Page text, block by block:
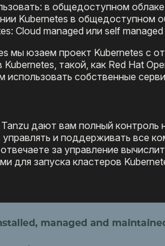
в общедоступном
Kubernetes в общедоступном
Cloud managed или self
мы юзаем проект Kubernetes с
такой, как Red Hat
собственные
дают вам полный
и поддерживать все
за управление
для запуска кластеров